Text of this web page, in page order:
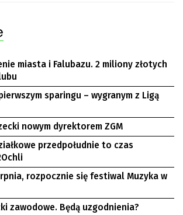
miasta i Falubazu. 2 miliony złotych
sparingu – wygranym z Ligą
nowym dyrektorem ZGM
przedpołudnie to czas
rozpocznie się festiwal Muzyka w
zawodowe. Będą uzgodnienia?